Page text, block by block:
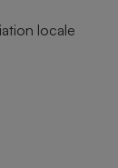
locale